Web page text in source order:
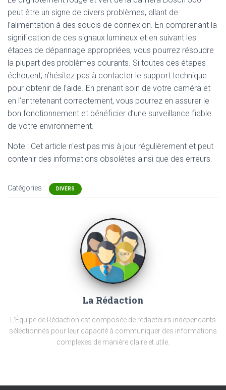
peut être un signe de divers problèmes, allant de
l’alimentation à des soucis de connexion. En comprenant la
signification de ces signaux lumineux et en suivant les
étapes de dépannage appropriées, vous pourrez résoudre
la plupart des problèmes courants. Si toutes ces étapes
échouent, n’hésitez pas à contacter le support technique
pour obtenir de l’aide. En prenant soin de votre caméra et
en l’entretenant correctement, vous pourrez en assurer le
bon fonctionnement et bénéficier d’une surveillance fiable
de votre environnement.
Note : Cet article n'est pas mis à jour régulièrement et peut
contenir des informations obsolètes ainsi que des erreurs.
Catégories : DIVERS
La Rédaction
L'Équipe de Rédaction est composée de rédacteurs indépendants
sélectionnés pour leur capacité à communiquer des informations
complexes de manière claire et utile.